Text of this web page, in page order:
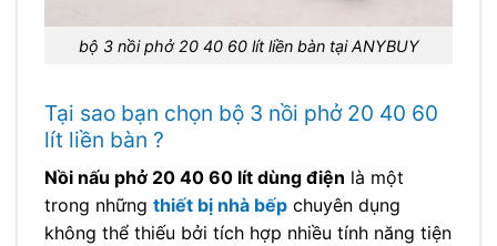
bộ 3 nồi phở 20 40 60 lít liền bàn tại ANYBUY
Tại sao bạn chọn bộ 3 nồi phở 20 40 60
lít liền bàn ?
Nồi nấu phở 20 40 60 lít dùng điện là một
trong những thiết bị nhà bếp chuyên dụng
không thể thiếu bởi tích hợp nhiều tính năng tiện